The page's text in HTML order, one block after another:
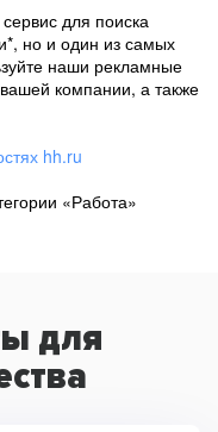
для поиска
но и один из самых
наши рекламные
компании, а также
hh.ru
«Работа»
для